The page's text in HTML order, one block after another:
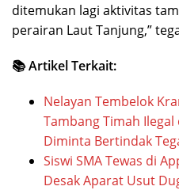
ditemukan lagi aktivitas
perairan Laut Tanjung,”
📚 Artikel Terkait:
Nelayan Tembelok
Tambang Timah
Diminta Bertindak
Siswi SMA Tewas di
Desak Aparat Usut